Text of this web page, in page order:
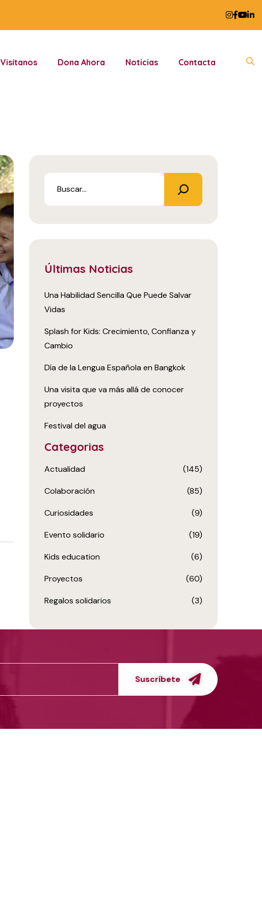
Visítanos Dona Ahora Noticias Contacta
Últimas Noticias
Una Habilidad Sencilla Que Puede Salvar
Vidas
Splash for Kids: Crecimiento, Confianza y
Cambio
Día de la Lengua Española en Bangkok
Una visita que va más allá de conocer
proyectos
Festival del agua
Categorias
Actualidad (145)
Colaboración (85)
Curiosidades (9)
Evento solidario (19)
Kids education (6)
Proyectos (60)
Regalos solidarios (3)
Suscríbete